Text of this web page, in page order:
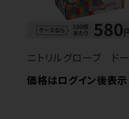
ニトリルグローブ ド
価格はログイン後表示